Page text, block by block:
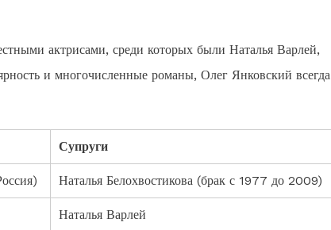
актрисами, среди которых были Наталья Варлей,
и многочисленные романы, Олег Янковский всегда
Супруги
Наталья Белохвостикова (брак с 1977 до 2009)
Наталья Варлей